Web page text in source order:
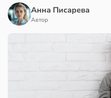
Анна Писарева
Автор